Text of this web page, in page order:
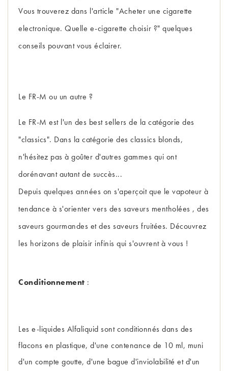
Vous trouverez dans l'article "Acheter une cigarette
electronique. Quelle e-cigarette choisir ?" quelques
conseils pouvant vous éclairer.
Le FR-M ou un autre ?
Le FR-M est l'un des best sellers de la catégorie des
"classics". Dans la catégorie des classics blonds,
n'hésitez pas à goûter d'autres gammes qui ont
dorénavant autant de succès...
Depuis quelques années on s'aperçoit que le vapoteur à
tendance à s'orienter vers des saveurs mentholées , des
saveurs gourmandes et des saveurs fruitées. Découvrez
les horizons de plaisir infinis qui s'ouvrent à vous !
Conditionnement :
Les e-liquides Alfaliquid sont conditionnés dans des
flacons en plastique, d'une contenance de 10 ml, muni
d'un compte goutte, d'une bague d'inviolabilité et d'un